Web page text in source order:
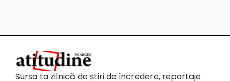
Sursa ta zilnică de știri de încredere, reportaje